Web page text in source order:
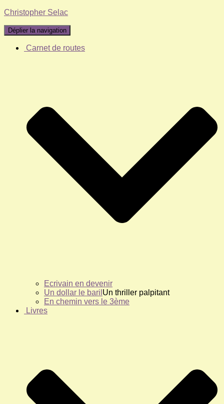
Christopher Selac
Déplier la navigation
Carnet de routes
Ecrivain en devenir
Un dollar le baril Un thriller palpitant
En chemin vers le 3ème
Livres